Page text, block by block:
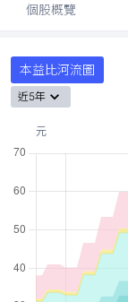
個股概覽
本益比河流圖
近5年